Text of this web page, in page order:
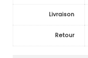
Livraison
Retour